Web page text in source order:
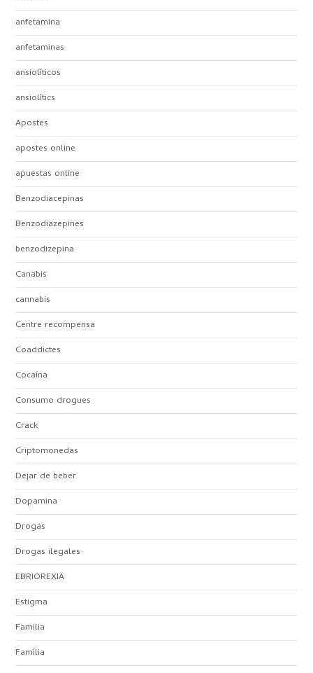
anfetamina
anfetaminas
ansiolíticos
ansiolítics
Apostes
apostes online
apuestas online
Benzodiacepinas
Benzodiazepines
benzodizepina
Canabis
cannabis
Centre recompensa
Coaddictes
Cocaína
Consumo drogues
Crack
Criptomonedas
Dejar de beber
Dopamina
Drogas
Drogas ilegales
EBRIOREXIA
Estigma
Familia
Família